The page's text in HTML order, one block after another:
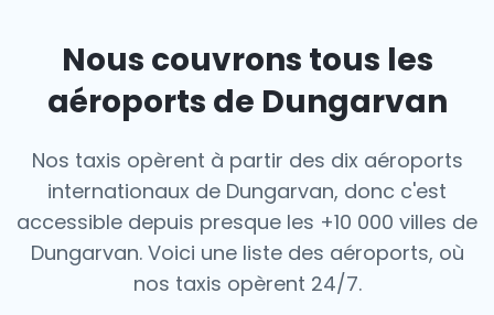
Nous couvrons tous les
aéroports de Dungarvan
Nos taxis opèrent à partir des dix aéroports
internationaux de Dungarvan, donc c'est
accessible depuis presque les +10 000 villes de
Dungarvan. Voici une liste des aéroports, où
nos taxis opèrent 24/7.